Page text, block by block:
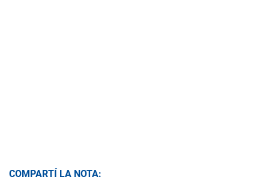
COMPARTÍ LA NOTA: